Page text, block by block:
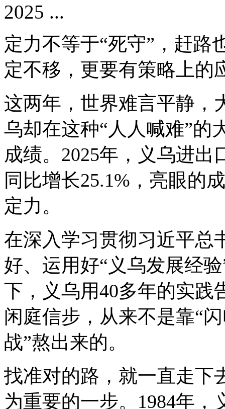
2025 ...
定力不等于“死守”，赶路
定不移，更要有策略上的
这两年，世界难言平静，
乌却在这种“人人喊难”的
成绩。2025年，义乌进出
同比增长25.1%，亮眼的
定力。
在深入学习贯彻习近平总
好、运用好“义乌发展经
下，义乌用40多年的实践
闲庭信步，从来不是靠“
战”熬出来的。
找准对的路，就一直走下
为重要的一步。1984年，